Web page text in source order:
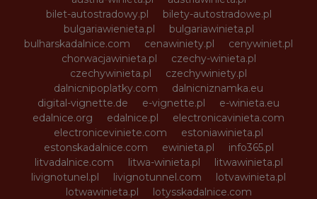
bilet-autostradowy.pl
bilety-autostradowe.pl
bulgariawienieta.pl
bulgariawinieta.pl
bulharskadalnice.com
cenawiniety.pl
cenywiniet.pl
chorwacjawinieta.pl
czechy-winieta.pl
czechywinieta.pl
czechywiniety.pl
dalnicnipoplatky.com
dalnicniznamka.eu
digital-vignette.de
e-vignette.pl
e-winieta.eu
edalnice.org
edalnice.pl
electronicavinieta.com
electroniceviniete.com
estoniawinieta.pl
estonskadalnice.com
ewinieta.pl
info365.pl
litvadalnice.com
litwa-winieta.pl
litwawinieta.pl
livignotunel.pl
livignotunnel.com
lotvawinieta.pl
lotwawinieta.pl
lotysskadalnice.com